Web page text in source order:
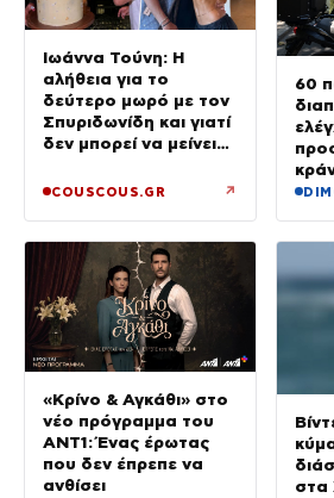
Ιωάννα Τούνη: Η
αλήθεια για το
δεύτερο μωρό με τον
Σπυριδωνίδη και γιατί
δεν μπορεί να μείνει
COUSCOUS.GR ↗
60
«Κρίνο & Αγκάθι» στο
νέο πρόγραμμα του
ΑΝΤ1: Ένας έρωτας
που δεν έπρεπε να
ανθίσει
στα